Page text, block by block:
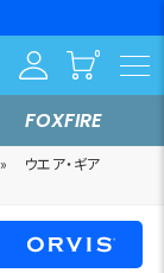
FOXFIRE
»
ウエア・ギア